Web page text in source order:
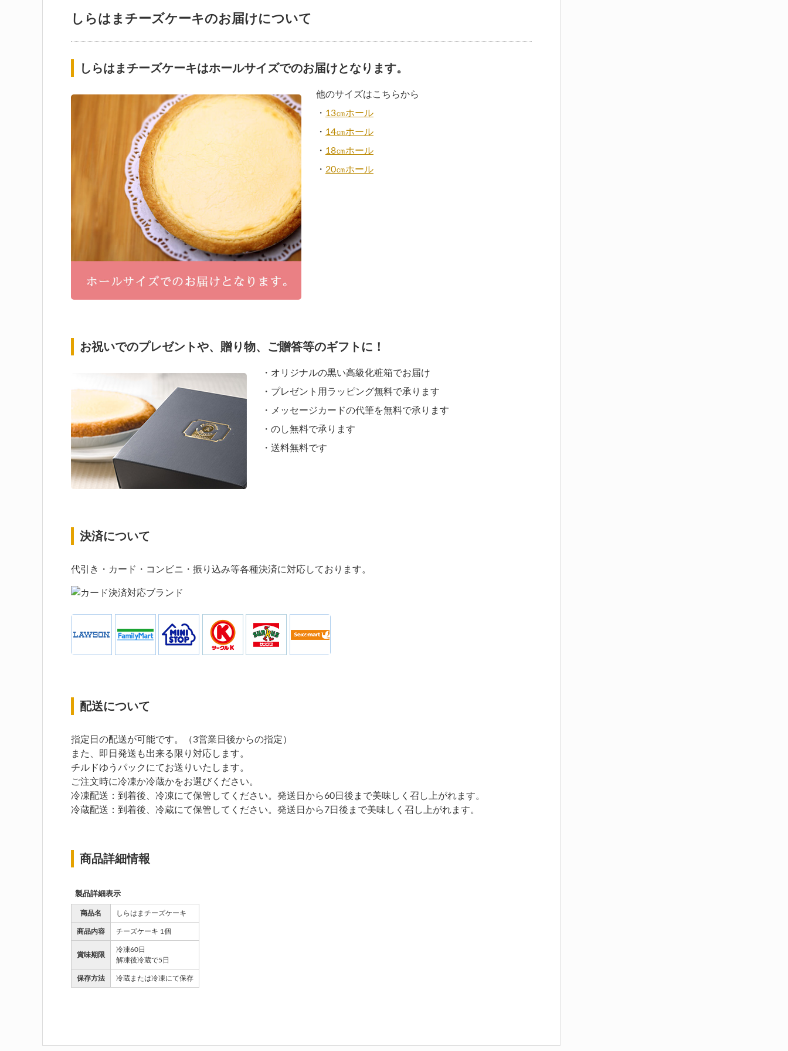
しらはまチーズケーキのお届けについて
しらはまチーズケーキはホールサイズでのお届けとなります。
他のサイズはこちらから
・ 13㎝ホール
・ 14㎝ホール
・ 18㎝ホール
・ 20㎝ホール
お祝いでのプレゼントや、贈り物、ご贈答等のギフトに！
・オリジナルの黒い高級化粧箱でお届け
・プレゼント用ラッピング無料で承ります
・メッセージカードの代筆を無料で承ります
・のし無料で承ります
・送料無料です
決済について
代引き・カード・コンビニ・振り込み等各種決済に対応しております。
配送について
指定日の配送が可能です。（3営業日後からの指定）
また、即日発送も出来る限り対応します。
チルドゆうパックにてお送りいたします。
ご注文時に冷凍か冷蔵かをお選びください。
冷凍配送：到着後、冷凍にて保管してください。発送日から60日後まで美味しく召し上がれます。
冷蔵配送：到着後、冷蔵にて保管してください。発送日から7日後まで美味しく召し上がれます。
商品詳細情報
製品詳細表示
商品名 しらはまチーズケーキ
商品内容 チーズケーキ 1個
賞味期限
冷凍60日
解凍後冷蔵で5日
保存方法 冷蔵または冷凍にて保存